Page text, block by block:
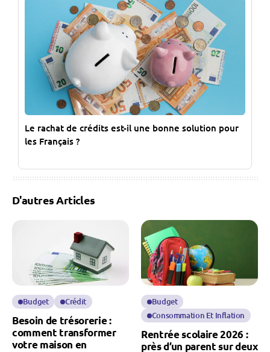
Le rachat de crédits est-il une bonne solution pour
les Français ?
D'autres Articles
Budget Crédit
Besoin de trésorerie :
comment transformer
votre maison en
Budget
Consommation Et Inflation
Rentrée scolaire 2026 :
près d’un parent sur deux